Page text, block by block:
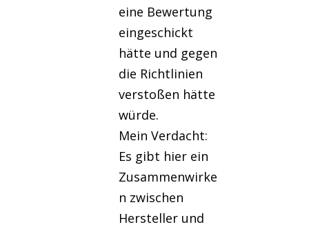
eine Bewertung
eingeschickt
hätte und gegen
die Richtlinien
verstoßen hätte
würde.
Mein Verdacht:
Es gibt hier ein
Zusammenwirke
n zwischen
Hersteller und